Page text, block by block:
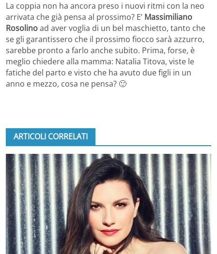
La coppia non ha ancora preso i nuovi ritmi con la neo
arrivata che già pensa al prossimo? E’ Massimiliano
Rosolinoad aver voglia di un bel maschietto, tanto che
se gli garantissero che il prossimo fiocco sarà azzurro,
sarebbe pronto a farlo anche subito. Prima, forse, è
meglio chiedere alla mamma: Natalia Titova, viste le
fatiche del parto e visto che ha avuto due figli in un
anno e mezzo, cosa ne pensa? 🙂
ARTICOLI CORRELATI